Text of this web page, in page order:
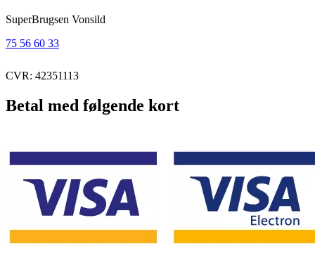
SuperBrugsen Vonsild
75 56 60 33
CVR: 42351113
Betal med følgende kort